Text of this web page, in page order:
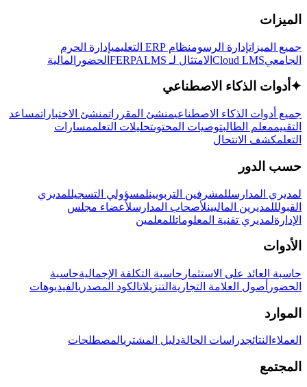
الميزات
جميع الميزاتإدارة الرسومنظام ERP التعليمي
إدارة الحرم
الجامعيCloud LMS الامتثال لـ FERPA LMS الحضور المالية
✦ أدوات الذكاء الاصطناعي
جميع أدوات الذكاء الاصطناعيمنشئ المقرراتمنشئ الاختباراتمساعد
التقييممعلم الطالبتوصيات المحتوىتحليلات التعلممسارات
التعلمكشف الانتحال
حسب الدور
لمديري المدارسللمشرفين التربويينلمسؤولي التسجيللمديري
القبولللمديرين الماليينلأصحاب المدارسلأعضاء مجلس
الإدارةلمديري تقنية المعلوماتللمعلمين
الأدوات
حاسبة العائد على الاستثمار حاسبة التكلفة الإجماليةحاسبة
الحضور أصول العلامة التجارية التنزيلاتالكود المصدريالفيديوهات
الموارد
العملاء النتائجدراسات الحالةدليل المشتريالمصطلحات
المجتمع